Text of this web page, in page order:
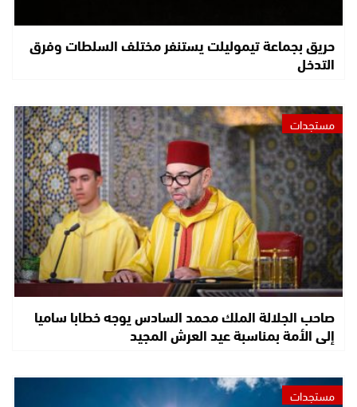
حريق بجماعة تيموليلت يستنفر مختلف السلطات وفرق
التدخل
مستجدات
صاحب الجلالة الملك محمد السادس يوجه خطابا ساميا
إلى الأمة بمناسبة عيد العرش المجيد
مستجدات